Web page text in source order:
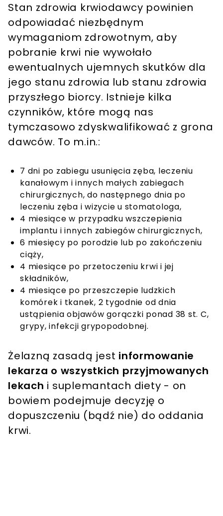
Stan zdrowia krwiodawcy powinien
odpowiadać niezbędnym
wymaganiom zdrowotnym, aby
pobranie krwi nie wywołało
ewentualnych ujemnych skutków dla
jego stanu zdrowia lub stanu zdrowia
przyszłego biorcy. Istnieje kilka
czynników, które mogą nas
tymczasowo zdyskwalifikować z grona
dawców. To m.in.:
7 dni po zabiegu usunięcia zęba, leczeniu
kanałowym i innych małych zabiegach
chirurgicznych, do następnego dnia po
leczeniu zęba i wizycie u stomatologa,
4 miesiące w przypadku wszczepienia
implantu i innych zabiegów chirurgicznych,
6 miesięcy po porodzie lub po zakończeniu
ciąży,
4 miesiące po przetoczeniu krwi i jej
składników,
4 miesiące po przeszczepie ludzkich
komórek i tkanek, 2 tygodnie od dnia
ustąpienia objawów gorączki ponad 38 st. C,
grypy, infekcji grypopodobnej.
Żelazną zasadą jest informowanie
lekarza o wszystkich przyjmowanych
lekach i suplemantach diety - on
bowiem podejmuje decyzję o
dopuszczeniu (bądź nie) do oddania
krwi.